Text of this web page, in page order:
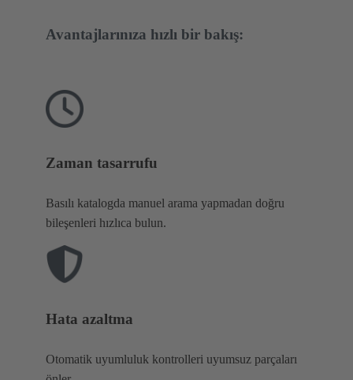
Avantajlarınıza hızlı bir bakış:
Zaman tasarrufu
Basılı katalogda manuel arama yapmadan doğru
bileşenleri hızlıca bulun.
Hata azaltma
Otomatik uyumluluk kontrolleri uyumsuz parçaları